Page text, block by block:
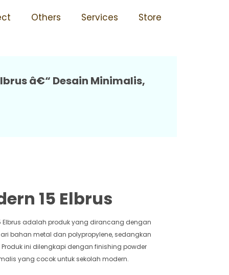
Others Services Store
Elbrus
â€“ Desain Minimalis,
15 Elbrus
Elbrus adalah produk yang dirancang dengan
bahan metal dan polypropylene, sedangkan
ini dilengkapi dengan finishing powder
yang cocok untuk sekolah modern.